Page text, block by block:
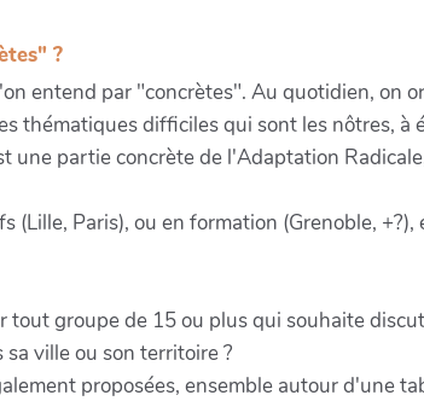
?
entend par "concrètes". Au quotidien, on
thématiques difficiles qui sont les nôtres,
une partie concrète de l'Adaptation
Paris), ou en formation (Grenoble,
tout groupe de 15 ou plus qui souhaite
ville ou son territoire ?
proposées, ensemble autour d'une